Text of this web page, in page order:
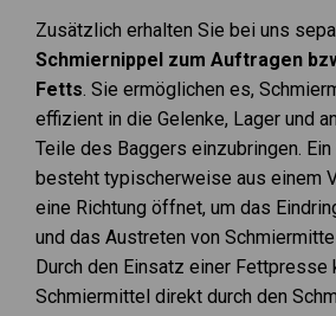
Zusätzlich erhalten Sie bei uns
Schmiernippel zum Auftragen
Fetts. Sie ermöglichen es,
effizient in die Gelenke, Lager und
Teile des Baggers einzubringen. Ein
besteht typischerweise aus einem
eine Richtung öffnet, um das
und das Austreten von
Durch den Einsatz einer Fettpresse
Schmiermittel direkt durch den